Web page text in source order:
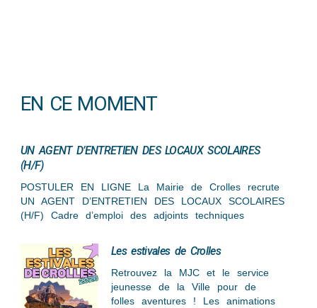
EN CE MOMENT
UN AGENT D’ENTRETIEN DES LOCAUX SCOLAIRES
(H/F)
POSTULER EN LIGNE La Mairie de Crolles recrute
UN AGENT D’ENTRETIEN DES LOCAUX SCOLAIRES
(H/F) Cadre d’emploi des adjoints techniques
Les estivales de Crolles
Retrouvez la MJC et le service
jeunesse de la Ville pour de
folles aventures ! Les animations